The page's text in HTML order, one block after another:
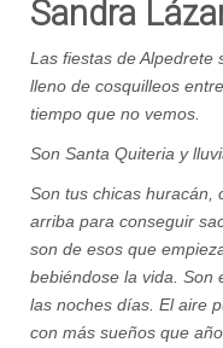
Sandra
Las fiestas de Alpedrete
lleno de cosquilleos
tiempo que no vemos.
Son Santa Quiteria y
Son tus chicas huracán,
arriba para conseguir
son de esos que
bebiéndose la vida. Son
las noches días. El aire
con más sueños que